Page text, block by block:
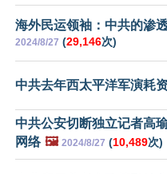
海外民运领袖：中共的渗
2024/8/27 (29,146次)
中共去年西太平洋军演耗
中共公安切断独立记者高
网络 🖼️ 2024/8/27 (10,489次)